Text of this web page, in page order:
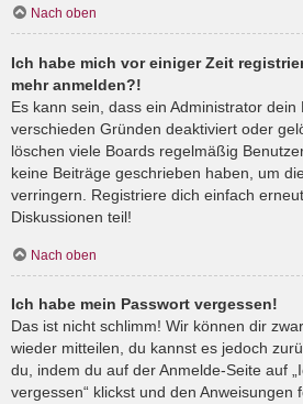
Nach oben
Ich habe mich vor einiger Zeit
mehr anmelden?!
Es kann sein, dass ein Administrator
verschieden Gründen deaktiviert oder
löschen viele Boards regelmäßig
keine Beiträge geschrieben haben, um
verringern. Registriere dich einfach
Diskussionen teil!
Nach oben
Ich habe mein Passwort vergessen!
Das ist nicht schlimm! Wir können dir
wieder mitteilen, du kannst es jedoch
du, indem du auf der Anmelde-Seite auf
vergessen“ klickst und den Anweisungen